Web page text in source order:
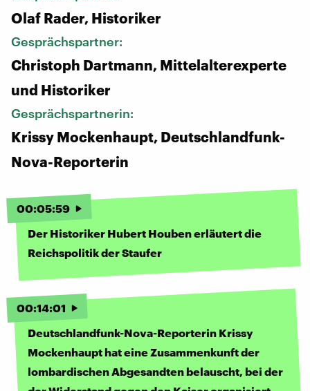
Olaf Rader, Historiker
Gesprächspartner:
Christoph Dartmann, Mittelalterexperte
und Historiker
Gesprächspartnerin:
Krissy Mockenhaupt, Deutschlandfunk-
Nova-Reporterin
00:05:59
Der Historiker Hubert Houben erläutert die
Reichspolitik der Staufer
00:14:01
Deutschlandfunk-Nova-Reporterin Krissy
Mockenhaupt hat eine Zusammenkunft der
lombardischen Abgesandten belauscht, bei der